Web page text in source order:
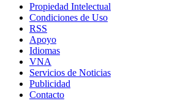
Propiedad Intelectual
Condiciones de Uso
RSS
Apoyo
Idiomas
VNA
Servicios de Noticias
Publicidad
Contacto